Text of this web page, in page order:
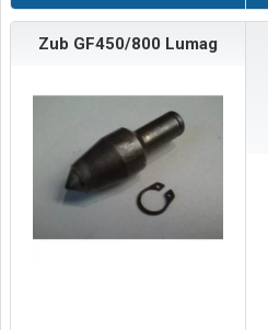
Zub GF450/800 Lumag